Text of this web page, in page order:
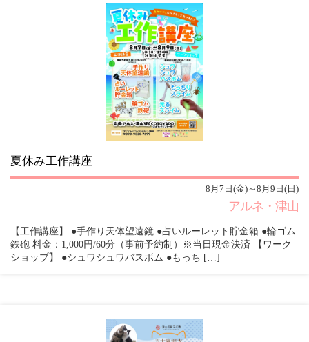
夏休み工作講座
8月7日(金)～8月9日(日)
アルネ・津山
【工作講座】 ●手作り天体望遠鏡 ●占いルーレット貯金箱 ●輪ゴム
鉄砲 料金：1,000円/60分（事前予約制）※当日現金決済 【ワーク
ショップ】 ●シュワシュワバスボム ●もっち […]